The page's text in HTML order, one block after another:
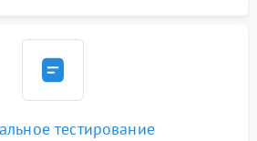
тестирование